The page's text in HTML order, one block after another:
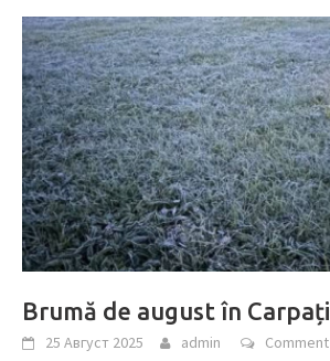
Brumă de august în Carpați
25 Август 2025 admin Comment